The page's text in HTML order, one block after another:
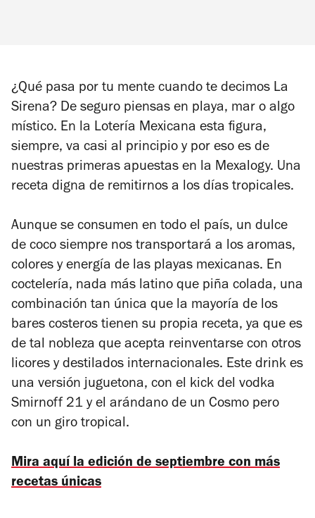
¿Qué pasa por tu mente cuando te decimos La
Sirena? De seguro piensas en playa, mar o algo
místico. En la Lotería Mexicana esta figura,
siempre, va casi al principio y por eso es de
nuestras primeras apuestas en la Mexalogy. Una
receta digna de remitirnos a los días tropicales.
Aunque se consumen en todo el país, un dulce
de coco siempre nos transportará a los aromas,
colores y energía de las playas mexicanas. En
coctelería, nada más latino que piña colada, una
combinación tan única que la mayoría de los
bares costeros tienen su propia receta, ya que es
de tal nobleza que acepta reinventarse con otros
licores y destilados internacionales. Este drink es
una versión juguetona, con el kick del vodka
Smirnoff 21 y el arándano de un Cosmo pero
con un giro tropical.
Mira aquí la edición de septiembre con más
recetas únicas